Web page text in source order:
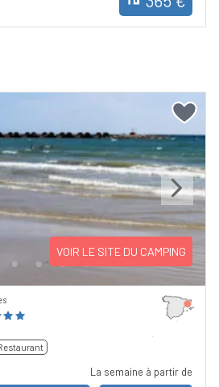
Next
VOIR LE SITE DU CAMPING
La semaine à partir de